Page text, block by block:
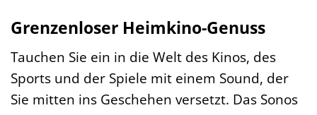
Grenzenloser Heimkino-Genuss
Tauchen Sie ein in die Welt des Kinos, des
Sports und der Spiele mit einem Sound, der
Sie mitten ins Geschehen versetzt. Das Sonos